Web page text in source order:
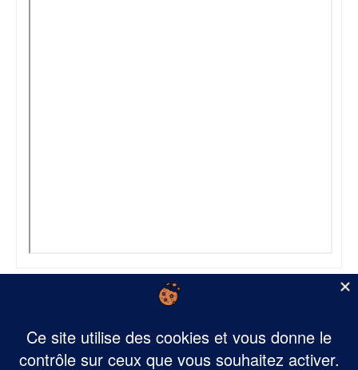
Mairie de Saint-Martin de Valgalgues - 2 Place Robert Guibert 30520 SAINT-